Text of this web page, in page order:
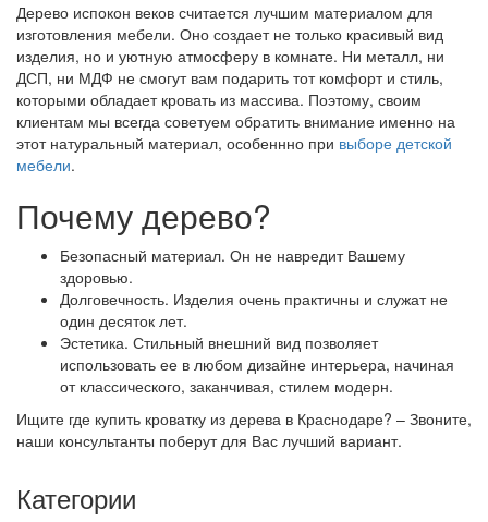
Дерево испокон веков считается лучшим материалом для
изготовления мебели. Оно создает не только красивый вид
изделия, но и уютную атмосферу в комнате. Ни металл, ни
ДСП, ни МДФ не смогут вам подарить тот комфорт и стиль,
которыми обладает кровать из массива. Поэтому, своим
клиентам мы всегда советуем обратить внимание именно на
этот натуральный материал, особеннно при выборе детской
мебели.
Почему дерево?
Безопасный материал. Он не навредит Вашему
здоровью.
Долговечность. Изделия очень практичны и служат не
один десяток лет.
Эстетика. Стильный внешний вид позволяет
использовать ее в любом дизайне интерьера, начиная
от классического, заканчивая, стилем модерн.
Ищите где купить кроватку из дерева в Краснодаре? – Звоните,
наши консультанты поберут для Вас лучший вариант.
Категории